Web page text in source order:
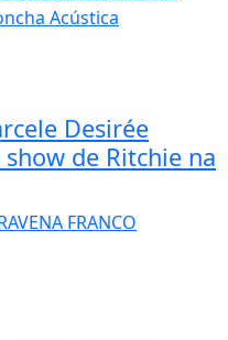
Desirée
de Ritchie na